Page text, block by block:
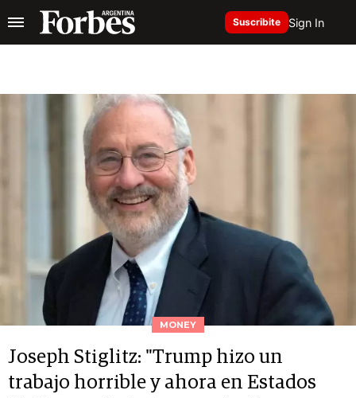
Suscribite Sign In
MONEY
Joseph Stiglitz: "Trump hizo un
trabajo horrible y ahora en Estados